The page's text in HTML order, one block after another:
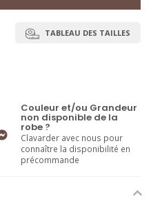
TABLEAU DES TAILLES
Couleur et/ou Grandeur
non disponible de la
robe ?
Clavarder avec nous pour
connaître la disponibilité en
précommande